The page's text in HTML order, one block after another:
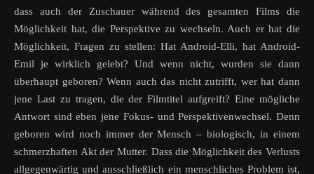
dass auch der Zuschauer während des gesamten Films die
Möglichkeit hat, die Perspektive zu wechseln. Auch er hat die
Möglichkeit, Fragen zu stellen: Hat Android-Elli, hat Android-
Emil je wirklich gelebt? Und wenn nicht, wurden sie dann
überhaupt geboren? Wenn auch das nicht zutrifft, wer hat dann
jene Last zu tragen, die der Filmtitel aufgreift? Eine mögliche
Antwort sind eben jene Fokus- und Perspektivenwechsel. Denn
geboren wird noch immer der Mensch – biologisch, in einem
schmerzhaften Akt der Mutter. Dass die Möglichkeit des Verlusts
allgegenwärtig und ausschließlich ein menschliches Problem ist,